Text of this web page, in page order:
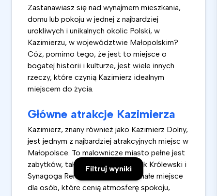
Filtruj wyniki
Zastanawiasz się nad wynajmem mieszkania,
domu lub pokoju w jednej z najbardziej
urokliwych i unikalnych okolic Polski, w
Kazimierzu, w województwie Małopolskim?
Cóż, pomimo tego, że jest to miejsce o
bogatej historii i kulturze, jest wiele innych
rzeczy, które czynią Kazimierz idealnym
miejscem do życia.
Główne atrakcje Kazimierza
Kazimierz, znany również jako Kazimierz Dolny,
jest jednym z najbardziej atrakcyjnych miejsc w
Małopolsce. To malownicze miasto pełne jest
zabytków, takich jak Rynek, Zamek Królewski i
Synagoga Remuh. Jest to doskonałe miejsce
dla osób, które cenią atmosferę spokoju,